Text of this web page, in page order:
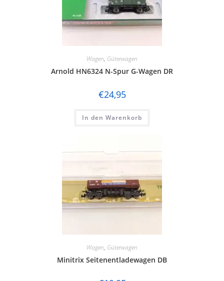
Wagen, Güterwagen
Arnold HN6324 N-Spur G-Wagen DR
€24,95
In den Warenkorb
Wagen, Güterwagen
Minitrix Seitenentladewagen DB